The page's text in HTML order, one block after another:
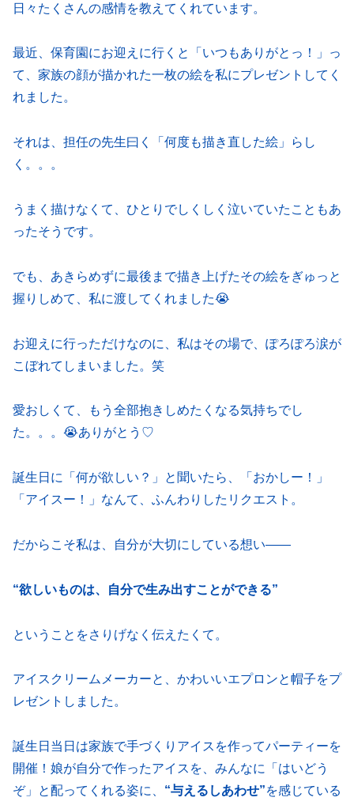
日々たくさんの感情を教えてくれています。
最近、保育園にお迎えに行くと「いつもありがとっ！」っ
て、家族の顔が描かれた一枚の絵を私にプレゼントしてく
れました。
それは、担任の先生曰く「何度も描き直した絵」らし
く。。。
うまく描けなくて、ひとりでしくしく泣いていたこともあ
ったそうです。
でも、あきらめずに最後まで描き上げたその絵をぎゅっと
握りしめて、私に渡してくれました😭
お迎えに行っただけなのに、私はその場で、ぽろぽろ涙が
こぼれてしまいました。笑
愛おしくて、もう全部抱きしめたくなる気持ちでし
た。。。😭ありがとう♡
誕生日に「何が欲しい？」と聞いたら、「おかしー！」
「アイスー！」なんて、ふんわりしたリクエスト。
だからこそ私は、自分が大切にしている想い——
“欲しいものは、自分で生み出すことができる”
ということをさりげなく伝えたくて。
アイスクリームメーカーと、かわいいエプロンと帽子をプ
レゼントしました。
誕生日当日は家族で手づくりアイスを作ってパーティーを
開催！娘が自分で作ったアイスを、みんなに「はいどう
ぞ」と配ってくれる姿に、 “与えるしあわせ”を感じている